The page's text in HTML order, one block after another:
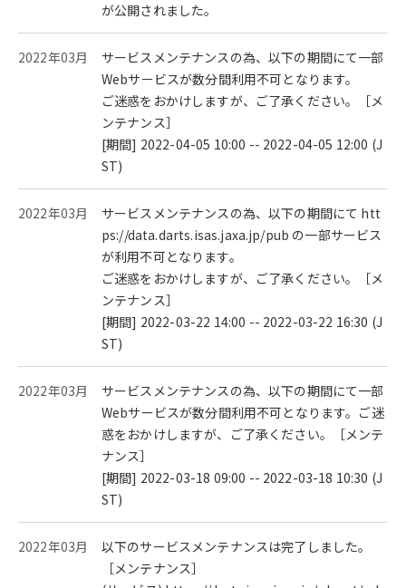
が公開されました。
2022年03月
サービスメンテナンスの為、以下の期間にて一部
Webサービスが数分間利用不可となります。
ご迷惑をおかけしますが、ご了承ください。［メ
ンテナンス］
[期間] 2022-04-05 10:00 -- 2022-04-05 12:00 (J
ST)
2022年03月
サービスメンテナンスの為、以下の期間にて htt
ps://data.darts.isas.jaxa.jp/pub の一部サービス
が利用不可となります。
ご迷惑をおかけしますが、ご了承ください。［メ
ンテナンス］
[期間] 2022-03-22 14:00 -- 2022-03-22 16:30 (J
ST)
2022年03月
サービスメンテナンスの為、以下の期間にて一部
Webサービスが数分間利用不可となります。ご迷
惑をおかけしますが、ご了承ください。［メンテ
ナンス］
[期間] 2022-03-18 09:00 -- 2022-03-18 10:30 (J
ST)
2022年03月
以下のサービスメンテナンスは完了しました。
［メンテナンス］